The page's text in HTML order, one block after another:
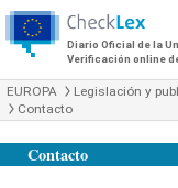
Diario Oficial de la
Verificación online
EUROPA Legislación y
Contacto
Contacto